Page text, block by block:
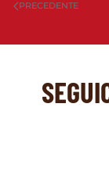
PRECEDENTE